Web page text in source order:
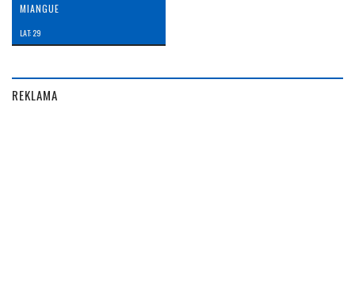
MIANGUE
LAT: 29
REKLAMA